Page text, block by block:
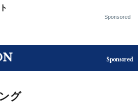
Sponsored
Sponsored
グ